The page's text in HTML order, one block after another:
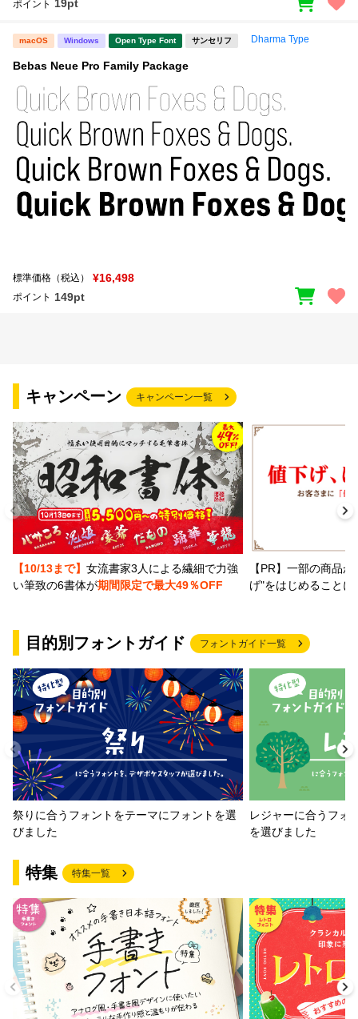
ポイント 19pt
macOS Windows Open Type Font サンセリフ Dharma Type
Bebas Neue Pro Family Package
標準価格（税込） ¥16,498
ポイント 149pt
キャンペーン キャンペーン一覧
【10/13まで】 女流書家3人による繊細で力強
い筆致の6書体が期間限定で最大49％OFF
【PR】一部の商品
げ"をはじめること
目的別フォントガイド フォントガイド一覧
祭りに合うフォントをテーマにフォントを選
びました
レジャーに合うフォ
を選びました
特集 特集一覧